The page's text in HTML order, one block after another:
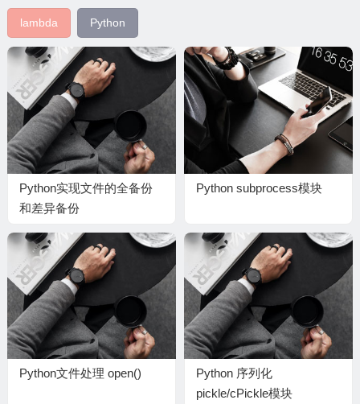
lambda Python
Python实现文件的全备份
和差异备份
Python subprocess模块
Python文件处理 open()
Python 序列化
pickle/cPickle模块